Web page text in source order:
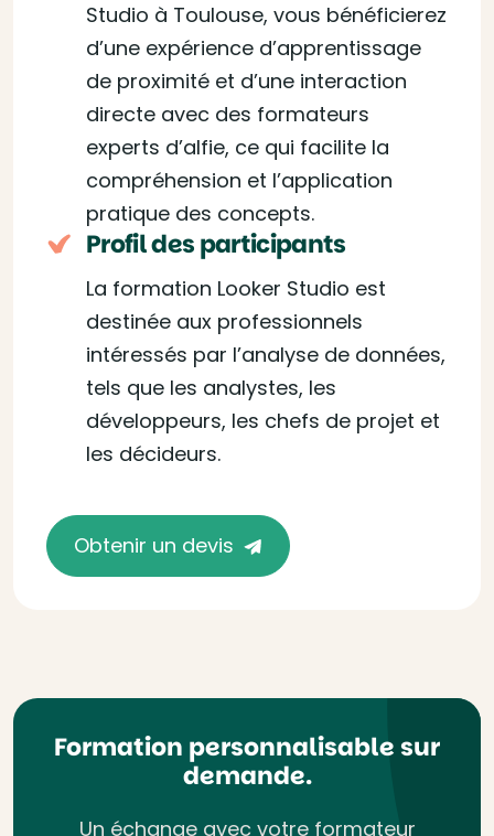
Studio à Toulouse, vous bénéficierez
d’une expérience d’apprentissage
de proximité et d’une interaction
directe avec des formateurs
experts d’alfie, ce qui facilite la
compréhension et l’application
pratique des concepts.
Profil des participants
La formation Looker Studio est
destinée aux professionnels
intéressés par l’analyse de données,
tels que les analystes, les
développeurs, les chefs de projet et
les décideurs.
Obtenir un devis
Formation personnalisable sur
demande.
Un échange avec votre formateur